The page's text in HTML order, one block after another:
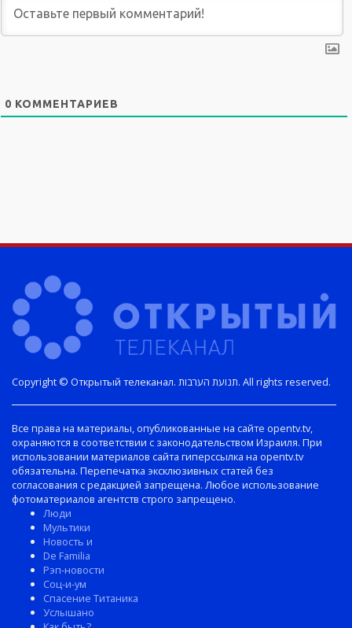
0 КОММЕНТАРИЕВ
Copyright © Открытый телеканал. תנועת הערבות. All rights reserved.
Все права на материалы, опубликованные на сайте opentv.tv,
охраняются в соответствии с законодательством Израиля. При
использовании материалов сайта гиперссылка на opentv.tv
обязательна. Перепечатка эксклюзивных статей без
согласования с редакцией запрещена. Любое использование
фотоматериалов агентств строго запрещено.
Люди
Мультики
Новость и
De Familia
Рэп-новости
Соц-и-ум
Спасение Титаника
Услышано